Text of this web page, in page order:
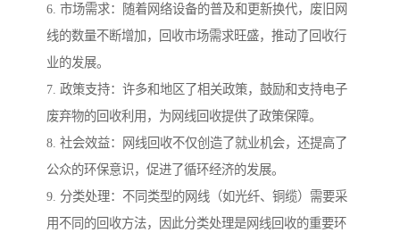
6. 市场需求：随着网络设备的普及和更新换代，废旧网
线的数量不断增加，回收市场需求旺盛，推动了回收行
业的发展。
7. 政策支持：许多和地区了相关政策，鼓励和支持电子
废弃物的回收利用，为网线回收提供了政策保障。
8. 社会效益：网线回收不仅创造了就业机会，还提高了
公众的环保意识，促进了循环经济的发展。
9. 分类处理：不同类型的网线（如光纤、铜缆）需要采
用不同的回收方法，因此分类处理是网线回收的重要环